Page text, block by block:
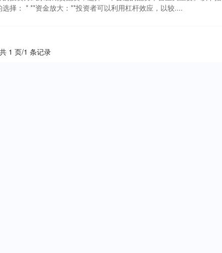
择： * **资金放大：**投资者可以利用杠杆效应，以较....
共 1 页/1 条记录